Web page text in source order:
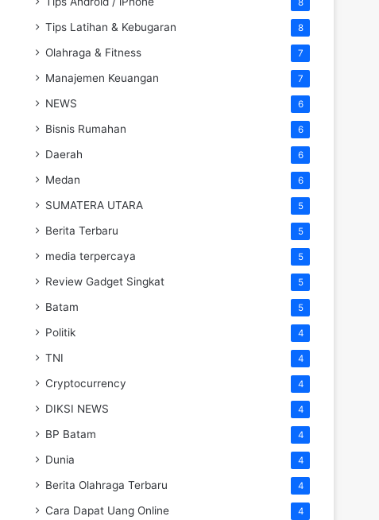
8
Tips Latihan & Kebugaran 8
Olahraga & Fitness 7
Manajemen Keuangan 7
NEWS 6
Bisnis Rumahan 6
Daerah 6
Medan 6
SUMATERA UTARA 5
Berita Terbaru 5
media terpercaya 5
Review Gadget Singkat 5
Batam 5
Politik 4
TNI 4
Cryptocurrency 4
DIKSI NEWS 4
BP Batam 4
Dunia 4
Berita Olahraga Terbaru 4
Cara Dapat Uang Online 4